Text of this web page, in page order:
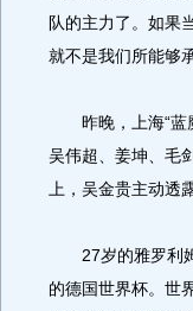
队的主力了。如果
就不是我们所能够
昨晚，上海“蓝魔
吴伟超、姜坤、毛
上，吴金贵主动透
27岁的雅罗利姆
的德国世界杯。世